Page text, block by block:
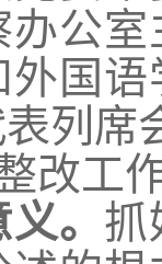
公
国
列席
改工
。 抓